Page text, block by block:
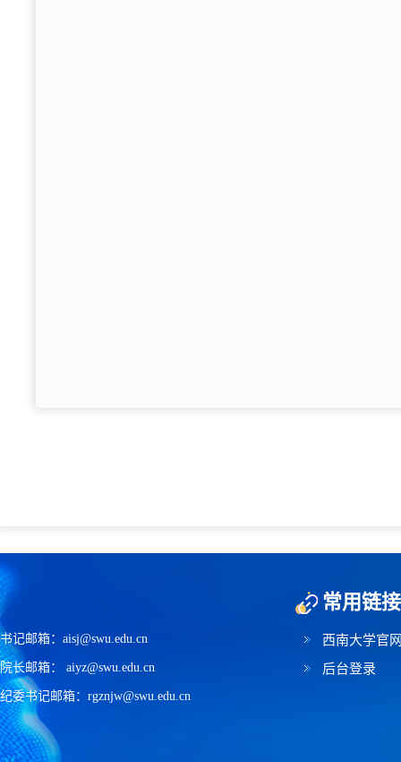
书记邮箱：aisj@swu.edu.cn
院长邮箱： aiyz@swu.edu.cn
纪委书记邮箱：rgznjw@swu.edu.cn
常用链接
西南大学官
后台登录